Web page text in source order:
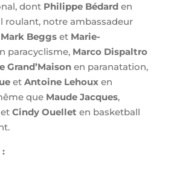
dont Philippe Bédarden
roulant, notre ambassadeur
Mark Beggset Marie-
paracyclisme, Marco Dispaltro
Grand’Maisonen paranatation,
et Antoine Lehouxen
que Maude Jacques,
Cindy Ouellet en basketball